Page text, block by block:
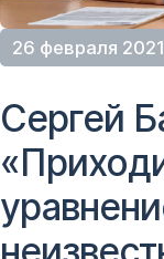
26 февраля 2021
Сергей